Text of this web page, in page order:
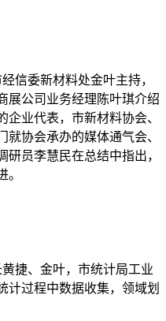
信委新材料处金叶主持，
展公司业务经理陈叶琪介绍
业代表，市新材料协会、
协会承办的媒体通气会、
员李慧民在总结中指出，
捷、金叶，市统计局工业
计过程中数据收集，领域划